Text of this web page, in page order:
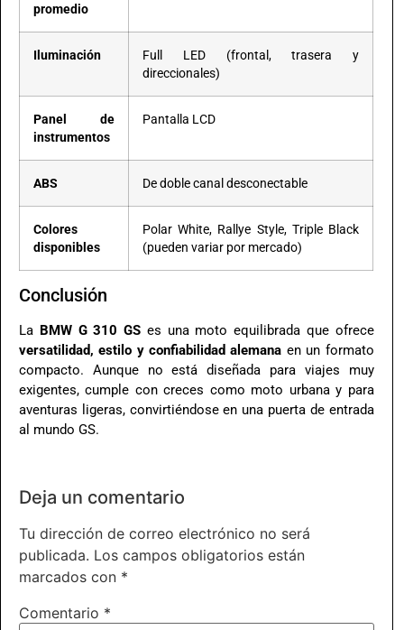
promedio
Iluminación
Full LED (frontal, trasera y
direccionales)
Panel de
instrumentos
Pantalla LCD
ABS De doble canal desconectable
Colores
disponibles
Polar White, Rallye Style, Triple Black
(pueden variar por mercado)
Conclusión
La BMW G 310 GS es una moto equilibrada que ofrece
versatilidad, estilo y confiabilidad alemana en un formato
compacto. Aunque no está diseñada para viajes muy
exigentes, cumple con creces como moto urbana y para
aventuras ligeras, convirtiéndose en una puerta de entrada
al mundo GS.
Deja un comentario
Tu dirección de correo electrónico no será
publicada. Los campos obligatorios están
marcados con *
Comentario *